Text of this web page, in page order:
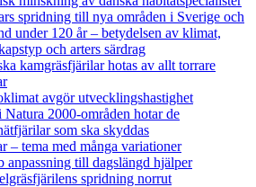
spridning till nya områden i Sverige och
under 120 år– betydelsen av klimat,
och arters särdrag
kamgräsfjärilar hotas av allt torrare
avgör utvecklingshastighet
Natura 2000-områden hotar de
som ska skyddas
– tema med många variationer
anpassning till dagslängd hjälper
spridning norrut